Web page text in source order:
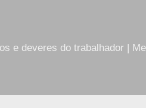
e deveres do trabalhador |